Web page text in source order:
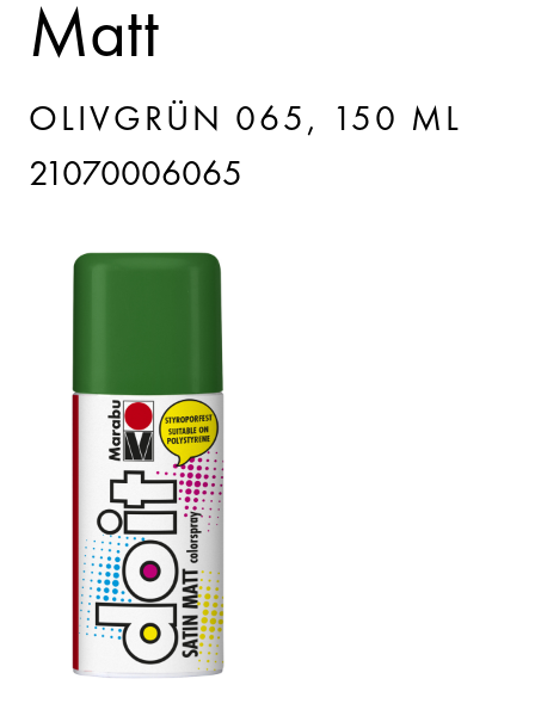
Matt
OLIVGRÜN 065, 150 ML
21070006065